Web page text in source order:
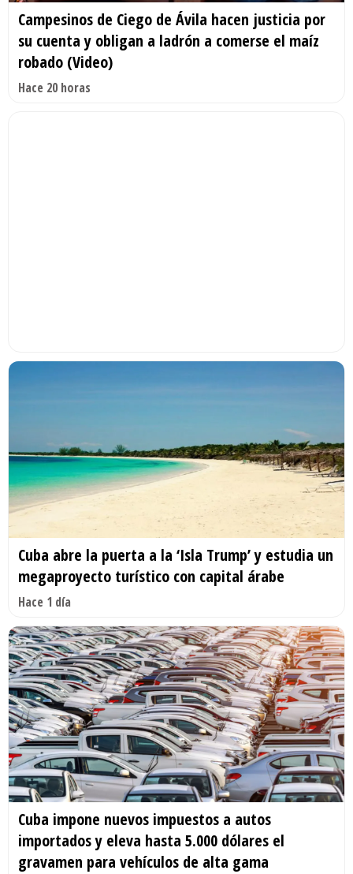
Campesinos de Ciego de Ávila hacen justicia por
su cuenta y obligan a ladrón a comerse el maíz
robado (Video)
Hace 20 horas
Cuba abre la puerta a la ‘Isla Trump’ y estudia un
megaproyecto turístico con capital árabe
Hace 1 día
Cuba impone nuevos impuestos a autos
importados y eleva hasta 5.000 dólares el
gravamen para vehículos de alta gama